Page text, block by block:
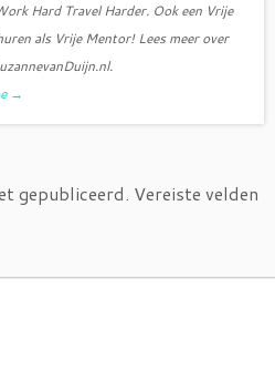
Hard Travel Harder. Ook een Vrije
als Vrije Mentor! Lees meer over
→
gepubliceerd. Vereiste velden